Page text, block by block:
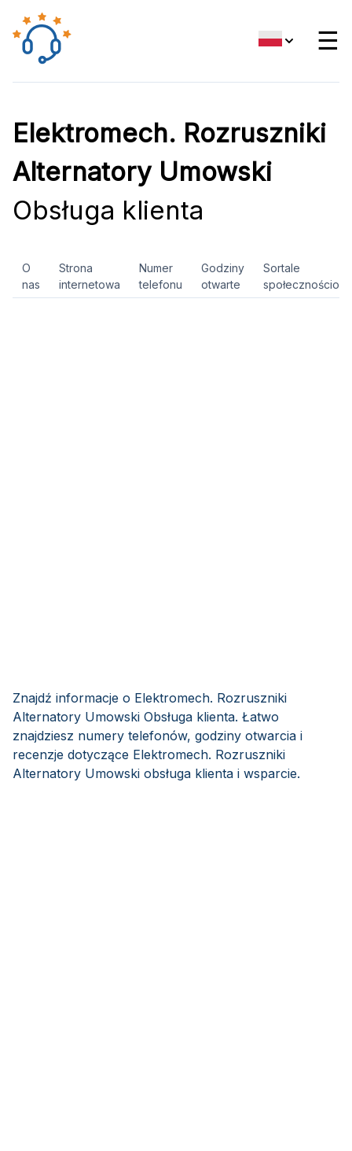
☰
Elektromech. Rozruszniki
Alternatory Umowski
Obsługa klienta
O
nas
Strona
internetowa
Numer
telefonu
Godziny
otwarte
Sortale
Znajdź informacje o Elektromech. Rozruszniki
Alternatory Umowski Obsługa klienta. Łatwo
znajdziesz numery telefonów, godziny otwarcia i
recenzje dotyczące Elektromech. Rozruszniki
Alternatory Umowski obsługa klienta i wsparcie.